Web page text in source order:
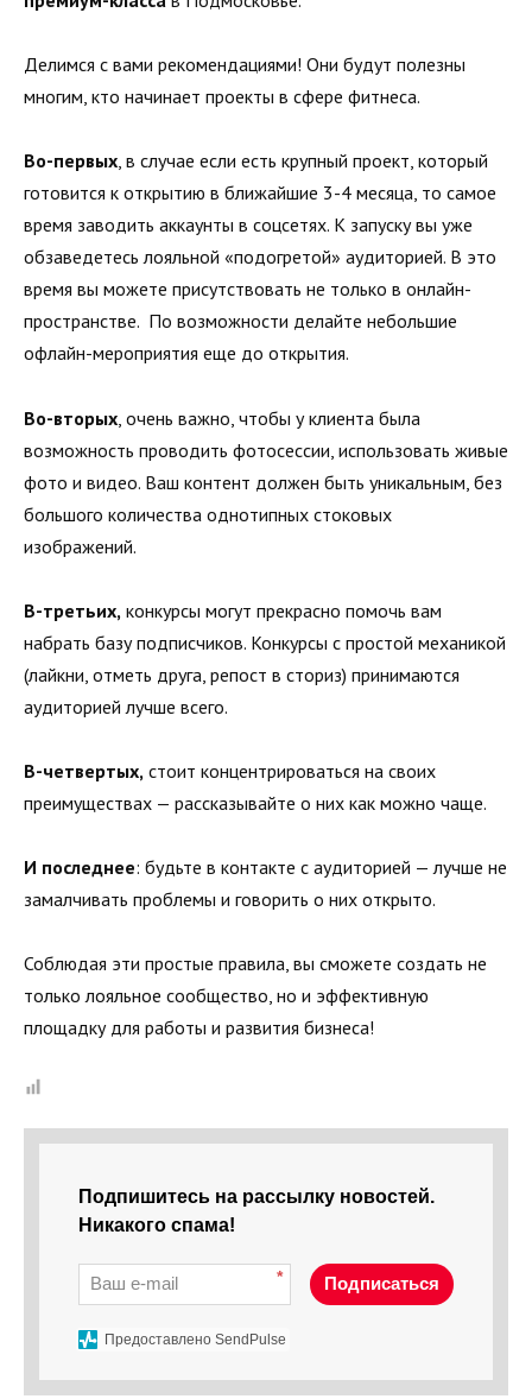
Делимся с вами рекомендациями! Они будут полезны
многим, кто начинает проекты в сфере фитнеса.
Во-первых, в случае если есть крупный проект, который
готовится к открытию в ближайшие 3-4 месяца, то самое
время заводить аккаунты в соцсетях. К запуску вы уже
обзаведетесь лояльной «подогретой» аудиторией. В это
время вы можете присутствовать не только в онлайн-
пространстве. По возможности делайте небольшие
офлайн-мероприятия еще до открытия.
Во-вторых , очень важно, чтобы у клиента была
возможность проводить фотосессии, использовать живые
фото и видео. Ваш контент должен быть уникальным, без
большого количества однотипных стоковых
изображений.
В-третьих, конкурсы могут прекрасно помочь вам
набрать базу подписчиков. Конкурсы с простой механикой
(лайкни, отметь друга, репост в сториз) принимаются
аудиторией лучше всего.
В-четвертых, стоит концентрироваться на своих
преимуществах — рассказывайте о них как можно чаще.
И последнее: будьте в контакте с аудиторией — лучше не
замалчивать проблемы и говорить о них открыто.
Соблюдая эти простые правила, вы сможете создать не
только лояльное сообщество, но и эффективную
площадку для работы и развития бизнеса!
Подпишитесь на рассылку новостей.
Никакого спама!
* Подписаться
Предоставлено SendPulse